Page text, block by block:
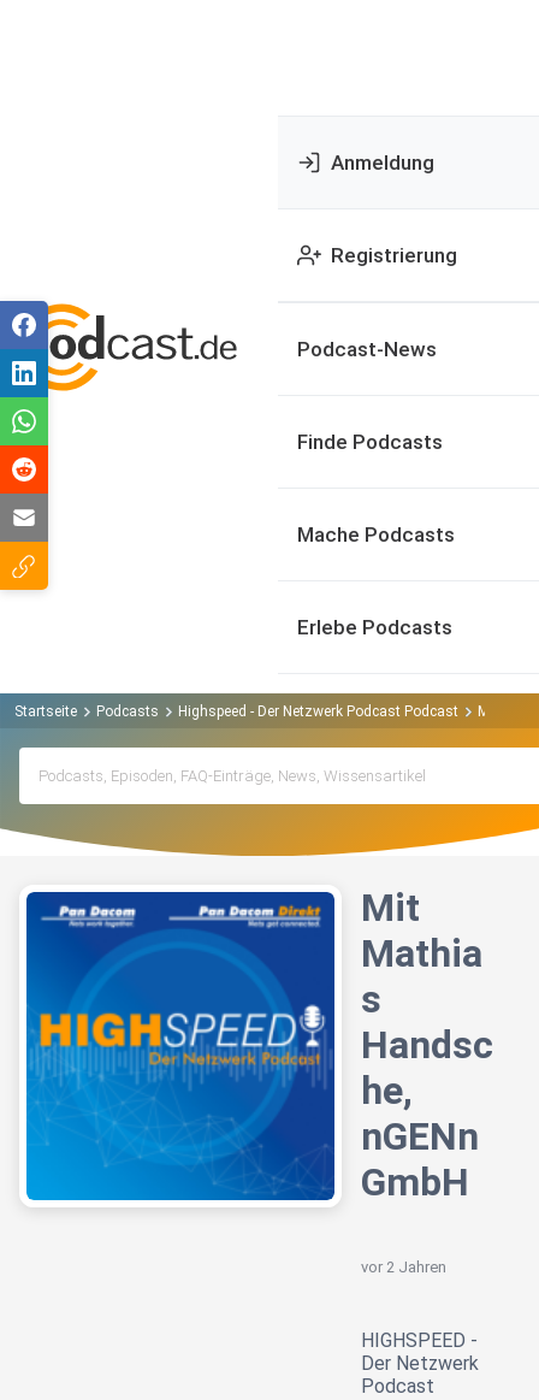
Anmeldung
Registrierung
Podcast-News
Finde Podcasts
Mache Podcasts
Erlebe Podcasts
Startseite Podcasts Highspeed - Der Netzwerk Podcast Podcast Mit
Mit
Mathia
s
Handsc
he,
nGENn
GmbH
vor 2 Jahren
HIGHSPEED -
Der Netzwerk
Podcast